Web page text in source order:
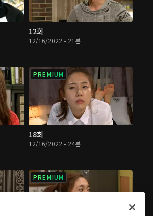
12회
12/16/2022 • 21분
PREMIUM
18회
12/16/2022 • 24분
PREMIUM